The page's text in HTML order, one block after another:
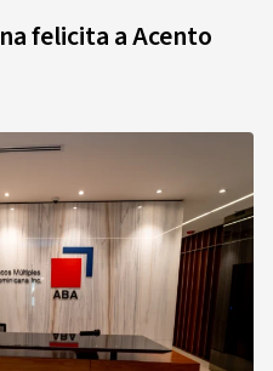
felicita a Acento